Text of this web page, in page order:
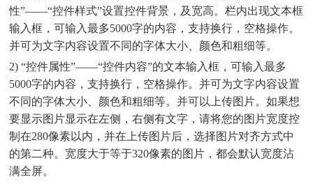
性”——“控件样式”设置控件背景，及宽高。栏内出现文本框
输入框，可输入最多5000字的内容，支持换行，空格操作。
并可为文字内容设置不同的字体大小、颜色和粗细等。
2) “控件属性”——“控件内容”的文本输入框，可输入最多
5000字的内容，支持换行，空格操作。并可为文字内容设置
不同的字体大小、颜色和粗细等。并可以上传图片。如果想
要显示图片显示在左侧，右侧有文字，请将您的图片宽度控
制在280像素以内，并在上传图片后，选择图片对齐方式中
的第二种。宽度大于等于320像素的图片，都会默认宽度沾
满全屏。